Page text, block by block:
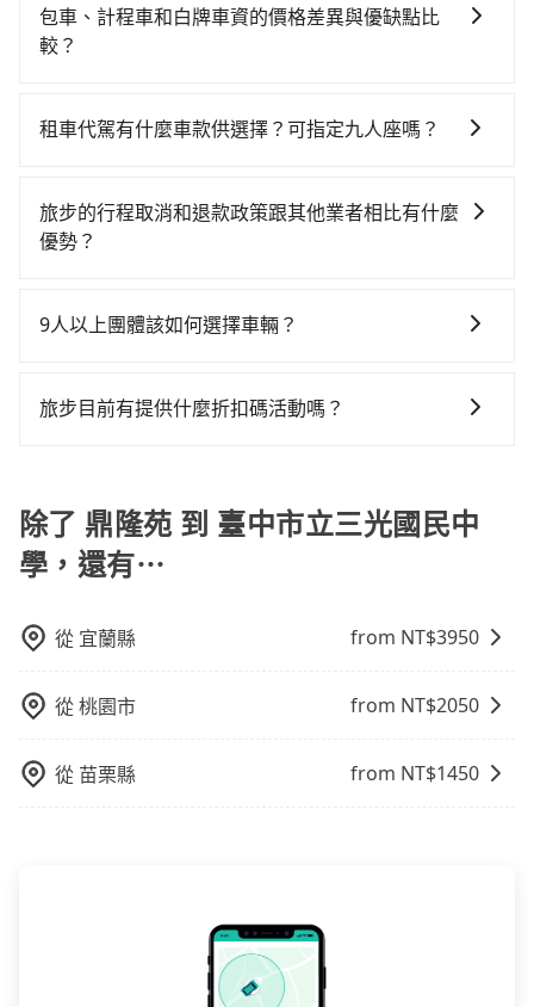
抵達臺中市立三光國民中學 (台中市北屯區) 的目的地。
全程加上轉車時間共2小時22分鐘，假設3位同行，高鐵
時1小時54分鐘。選擇搭乘高鐵而不預約包車，不僅每人
有兩位乘車，也可參考tripool的拼車共乘服務，最多可
再節省50%的交通費用。
苑到臺中市立三光國民中學的花費預估為
$2,150~2,700（金額差異來自於平假日、車款差異、抵
能的罰單都需自付。再者，和運的iRent只提供最基本的
或九人座可供選擇，而且無人租車最令人詬病的就是車
況，打開車門才發現仍有上一組乘客遺留的垃圾或者撞
用戶卻遲遲尚未歸還，又或者要還車時卻偏偏找不到停
使用時還是有其區域的限制，實際可停靠的地點與你的
灣大車隊、Uber、Line Taxi、Yoxi等，如果在路邊攔不
到車，也可考慮打電話至附近的計程車隊，如大文山安
tripool可省高達$2,500。綜合以上，無論在價格或服務
包車、計程車和白牌車資的價格差異與優缺點比
較？
包車：優點是搭乘舒適可以根據自己的需求安排時間和
車：優點是24小時隨叫隨到，價格按錶計費，但若遇交
通塞車時亦會加收延遲費用，一般屬短程接駁為主。 -
事後也無法申訴退費。
租車代駕有什麼車款供選擇？可指定九人座嗎？
型車為主，車款品牌以豐田Toyota、福特Ford、福斯
VW為主，其中也有少量進口車像凌志Lexus、特斯拉
特殊需求或人數較多，需要大T保母車、20人座中巴、
旅步的行程取消和退款政策跟其他業者相比有什麼
優勢？
性的取消政策，以給予乘客更多的保障和方便。只需在
的同時也確保乘客的權益。
9人以上團體該如何選擇車輛？
9人以上之廂型車，其實屬違法。在現行法律下，營業小
行照不符，連司機的駕照都會不符。在路上被警察盤查
請下車終止行程事小，如果發生意外，保險公司可不予
賠償就事大了。千萬別為了省小錢而把朋友親人的安全
與一台小轎車比較划算，如人數超過12位就一定是叫一
是禁止大客車通行的，建議在預定時最好先與車行或平
台確認。
旅步目前有提供什麼折扣碼活動嗎？
閱電子郵件獲取最新折扣資訊。
除了 鼎隆苑 到 臺中市立三光國民中
學，還有⋯
從 宜蘭縣 from NT$3950
從桃園市 from NT$2050
從 苗栗縣 from NT$1450